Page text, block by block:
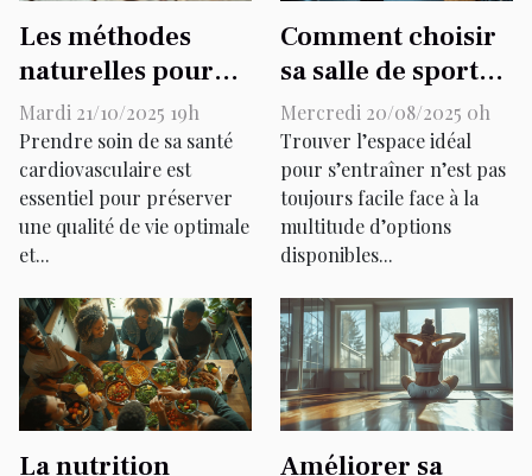
Les méthodes
naturelles pour
améliorer la santé
cardiovasculaire
Mardi 21/10/2025 19h
Prendre soin de sa santé
cardiovasculaire est
essentiel pour préserver
une qualité de vie optimale
et...
Comment choisir
sa salle de sport
pour un
entraînement
optimal ?
Mercredi 20/08/2025 0h
Trouver l’espace idéal
pour s’entraîner n’est pas
toujours facile face à la
multitude d’options
disponibles...
La nutrition Améliorer sa